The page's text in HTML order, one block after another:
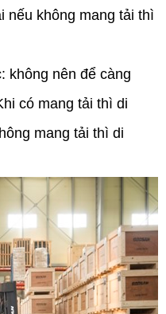
nếu không mang tải thì
nên để càng
có mang tải thì di
mang tải thì di